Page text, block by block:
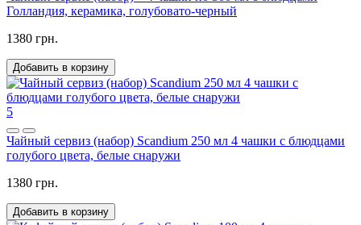
Голландия, керамика, голубовато-черный
1380 грн.
Добавить в корзину
5
Чайный сервиз (набор) Scandium 250 мл 4 чашки с блюдцами
голубого цвета, белые снаружи
1380 грн.
Добавить в корзину